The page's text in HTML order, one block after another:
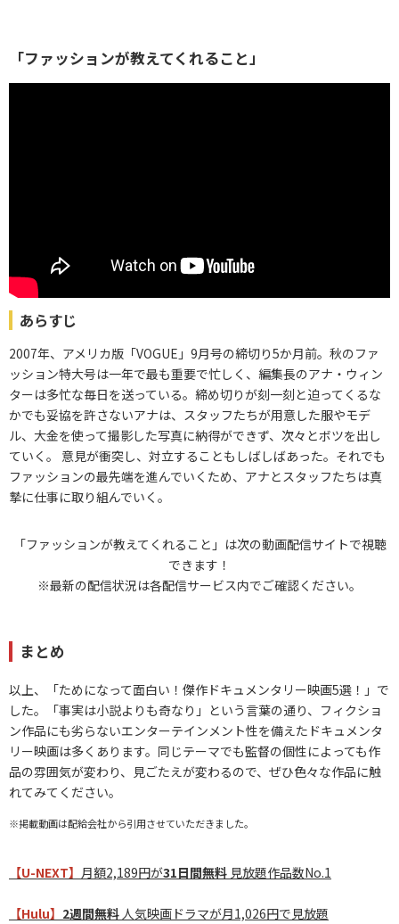
「ファッションが教えてくれること」
あらすじ
2007年、アメリカ版「VOGUE」9月号の締切り5か月前。秋のファ
ッション特大号は一年で最も重要で忙しく、編集長のアナ・ウィン
ターは多忙な毎日を送っている。締め切りが刻一刻と迫ってくるな
かでも妥協を許さないアナは、スタッフたちが用意した服やモデ
ル、大金を使って撮影した写真に納得ができず、次々とボツを出し
ていく。 意見が衝突し、対立することもしばしばあった。それでも
ファッションの最先端を進んでいくため、アナとスタッフたちは真
摯に仕事に取り組んでいく。
「ファッションが教えてくれること」は次の動画配信サイトで視聴
できます！
※最新の配信状況は各配信サービス内でご確認ください。
まとめ
以上、「ためになって面白い！傑作ドキュメンタリー映画5選！」で
した。「事実は小説よりも奇なり」という言葉の通り、フィクショ
ン作品にも劣らないエンターテインメント性を備えたドキュメンタ
リー映画は多くあります。同じテーマでも監督の個性によっても作
品の雰囲気が変わり、見ごたえが変わるので、ぜひ色々な作品に触
れてみてください。
※掲載動画は配給会社から引用させていただきました。
【U-NEXT】 月額2,189円が31日間無料 見放題作品数No.1
【Hulu】 2週間無料人気映画ドラマが月1,026円で見放題